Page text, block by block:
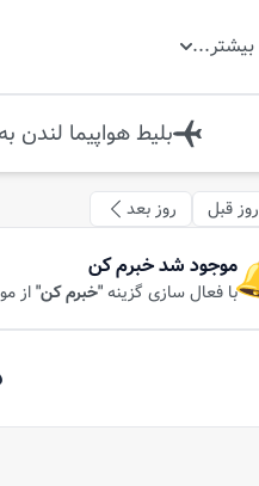
بیشتر...
بلیط هواپیما لندن به
روز قبل روز بعد
موجود شد خبرم کن
با فعال سازی گزینه"خبرم کن"از